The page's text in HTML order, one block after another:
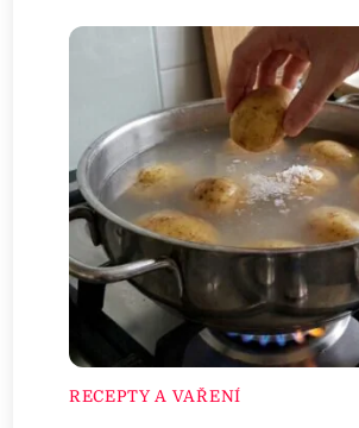
RECEPTY A VAŘENÍ